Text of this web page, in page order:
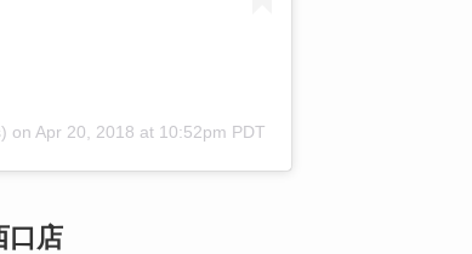
on Apr 20, 2018 at 10:52pm PDT
口店